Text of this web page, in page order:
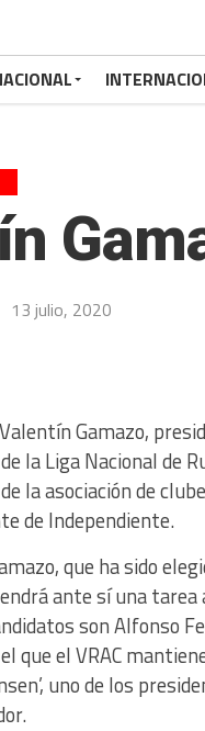
13 julio, 2020
Gamazo,
la Liga Nacional de
la asociación de
de Independiente.
que ha sido
ante sí una
son Alfonso
que el VRAC
uno de los